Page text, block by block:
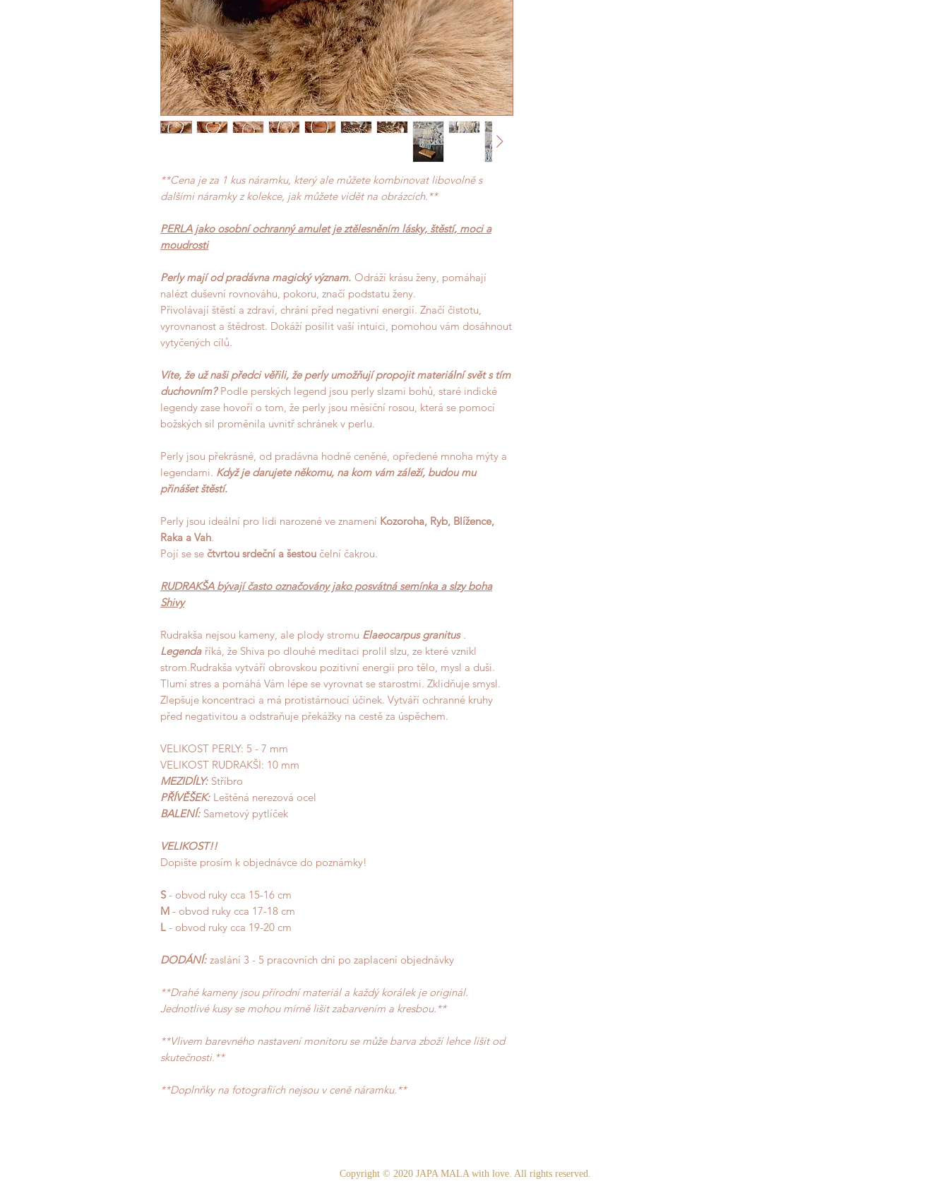
**Cena je za 1 kus náramku, který ale můžete kombinovat libovolně s
dalšími náramky z kolekce, jak můžete vidět na obrázcích.**
PERLA jako osobní ochranný amulet je ztělesněním lásky, štěstí, moci a
moudrosti
Perly mají od pradávna magický význam. Odráží krásu ženy, pomáhají
nalézt duševní rovnováhu, pokoru, značí podstatu ženy.
Přivolávají štěstí a zdraví, chrání před negativní energií. Značí čistotu,
vyrovnanost a štědrost. Dokáží posílit vaší intuici, pomohou vám dosáhnout
vytyčených cílů.
Víte, že už naši předci věřili, že perly umožňují propojit materiální svět s tím
duchovním?Podle perských legend jsou perly slzami bohů, staré indické
legendy zase hovoří o tom, že perly jsou měsíční rosou, která se pomocí
božských sil proměnila uvnitř schránek v perlu.
Perly jsou překrásné, od pradávna hodně ceněné, opředené mnoha mýty a
legendami. Když je darujete někomu, na kom vám záleží, budou mu
přinášet štěstí.
Perly jsou ideální pro lidi narozené ve znamení Kozoroha, Ryb, Blížence,
Raka a Vah.
Pojí se se čtvrtou srdeční a šestou čelní čakrou.
RUDRAKŠA bývají často označovány jako posvátná semínka a slzy boha
Shivy
Rudrakša nejsou kameny, ale plody stromu Elaeocarpus granitus.
Legenda říká, že Shiva po dlouhé meditaci prolil slzu, ze které vznikl
strom.Rudrakša vytváří obrovskou pozitivní energii pro tělo, mysl a duši.
Tlumí stres a pomáhá Vám lépe se vyrovnat se starostmi. Zklidňuje smysl.
Zlepšuje koncentraci a má protistárnoucí účinek. Vytváří ochranné kruhy
před negativitou a odstraňuje překážky na cestě za úspěchem.
VELIKOST PERLY: 5 - 7 mm
VELIKOST RUDRAKŠI: 10 mm
MEZIDÍLY: Stříbro
PŘÍVĚŠEK: Leštěná nerezová ocel
BALENÍ: Sametový pytlíček
VELIKOST!!
Dopište prosím k objednávce do poznámky!
S - obvod ruky cca 15-16 cm
M - obvod ruky cca 17-18 cm
L - obvod ruky cca 19-20 cm
DODÁNÍ: zaslání 3 - 5 pracovních dní po zaplacení objednávky
**Drahé kameny jsou přírodní materiál a každý korálek je originál.
Jednotlivé kusy se mohou mírně lišit zabarvením a kresbou.**
**Vlivem barevného nastavení monitoru se může barva zboží lehce lišit od
skutečnosti.**
**Doplnňky na fotografiích nejsou v ceně náramku.**
Copyright © 2020 JAPA MALA with love. All rights reserved.